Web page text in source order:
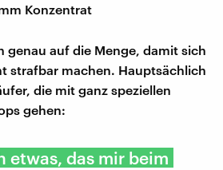
Konzentrat
genau auf die Menge, damit sich
strafbar machen. Hauptsächlich
die mit ganz speziellen
gehen:
etwas, das mir beim